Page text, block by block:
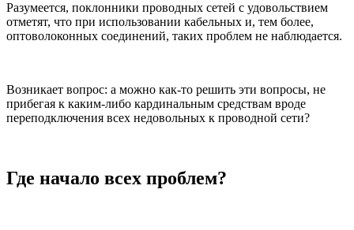
Разумеется, поклонники проводных сетей с удовольствием
отметят, что при использовании кабельных и, тем более,
оптоволоконных соединений, таких проблем не наблюдается.
Возникает вопрос: а можно как-то решить эти вопросы, не
прибегая к каким-либо кардинальным средствам вроде
переподключения всех недовольных к проводной сети?
Где начало всех проблем?